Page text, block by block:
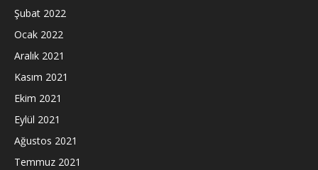
Şubat 2022
Ocak 2022
Aralık 2021
Kasım 2021
Ekim 2021
Eylül 2021
Ağustos 2021
Temmuz 2021